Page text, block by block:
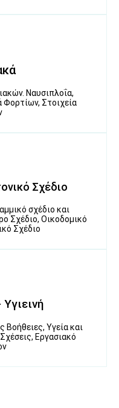
Ναυσιπλοΐα,
Στοιχεία
Σχέδιο
σχέδιο και
Σχέδιο, Οικοδομικό
Σχέδιο
Υγεία και
Εργασιακό